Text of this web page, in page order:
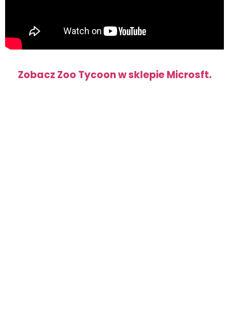
Zobacz Zoo Tycoon w sklepie Microsft.